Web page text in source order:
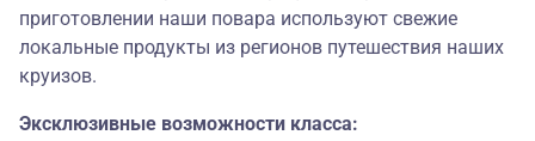
приготовлении наши повара используют свежие
локальные продукты из регионов путешествия наших
круизов.
Эксклюзивные возможности класса: